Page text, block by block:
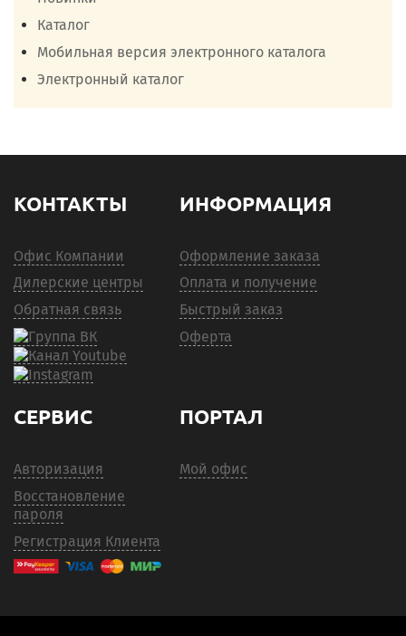
Каталог
Мобильная версия электронного каталога
Электронный каталог
КОНТАКТЫ
Офис Компании
Дилерские центры
Обратная связь
ИНФОРМАЦИЯ
Оформление заказа
Оплата и получение
Быстрый заказ
Оферта
СЕРВИС
Авторизация
Восстановление
пароля
Регистрация Клиента
ПОРТАЛ
Мой офис